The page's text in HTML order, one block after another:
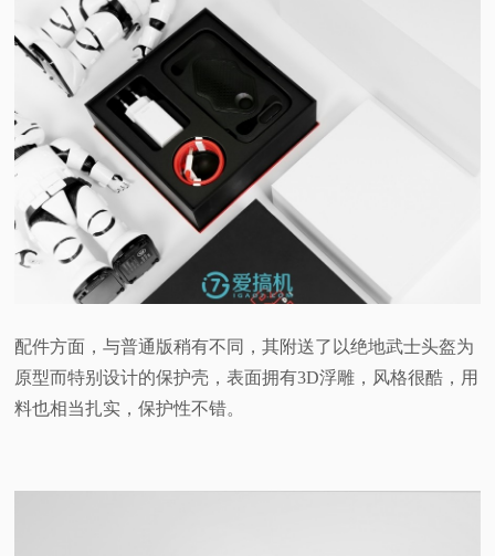
配件方面，与普通版稍有不同，其附送了以绝地武士头盔为
原型而特别设计的保护壳，表面拥有3D浮雕，风格很酷，用
料也相当扎实，保护性不错。